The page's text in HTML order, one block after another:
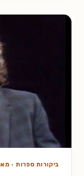
ביקורות ספרות·